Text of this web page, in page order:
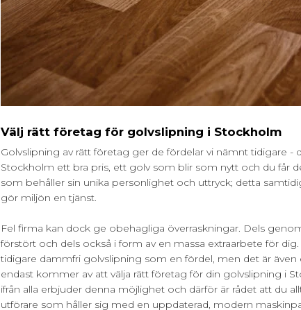
Välj rätt företag för golvslipning i Stockholm
Golvslipning av rätt företag ger de fördelar vi nämnt tidigare -
Stockholm ett bra pris, ett golv som blir som nytt och du får
som behåller sin unika personlighet och uttryck; detta
gör miljön en tjänst.
Fel firma kan dock ge obehagliga överraskningar. Dels
förstört och dels också i form av en massa extraarbete för
tidigare dammfri golvslipning som en fördel, men det är även
endast kommer av att välja rätt företag för din golvslipning i
ifrån alla erbjuder denna möjlighet och därför är rådet att du
utförare som håller sig med en uppdaterad, modern